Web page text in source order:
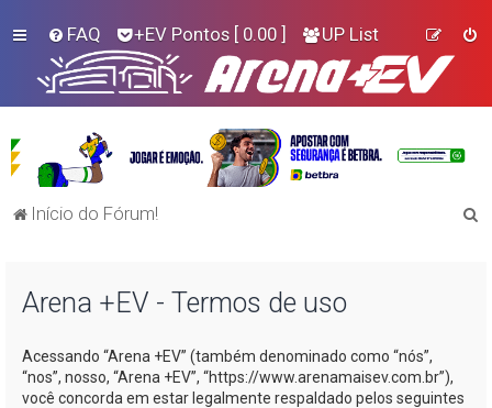
FAQ +EV Pontos [ 0.00 ] UP List
Início do Fórum!
Arena +EV - Termos de uso
Acessando “Arena +EV” (também denominado como “nós”,
“nos”, nosso, “Arena +EV”, “https://www.arenamaisev.com.br”),
você concorda em estar legalmente respaldado pelos seguintes